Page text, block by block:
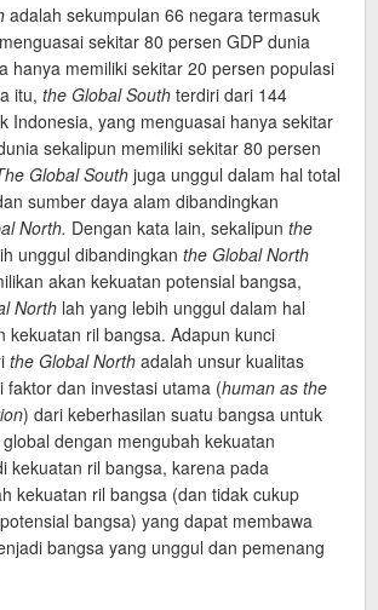
adalah sekumpulan 66 negara termasuk
sekitar 80 persen GDP dunia
hanya memiliki sekitar 20 persen populasi
itu, the Global South terdiri dari 144
Indonesia, yang menguasai hanya sekitar
sekalipun memiliki sekitar 80 persen
Global South juga unggul dalam hal total
sumber daya alam dibandingkan
North. Dengan kata lain, sekalipun the
unggul dibandingkan the Global North
akan kekuatan potensial bangsa,
North lah yang lebih unggul dalam hal
kekuatan ril bangsa. Adapun kunci
the Global North adalah unsur kualitas
faktor dan investasi utama (human as the
) dari keberhasilan suatu bangsa untuk
dengan mengubah kekuatan
kekuatan ril bangsa, karena pada
kekuatan ril bangsa (dan tidak cukup
bangsa) yang dapat membawa
bangsa yang unggul dan pemenang